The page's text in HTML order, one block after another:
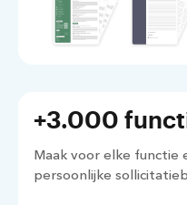
+3.000
Maak voor elke functie
persoonlijke